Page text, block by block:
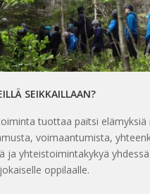
SEIKKAILLAAN?
tuottaa paitsi elämyksiä
voimaantumista,
ja yhteistoimintakykyä
oppilaalle.